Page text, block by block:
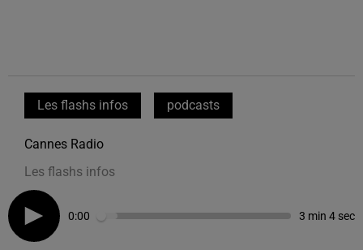
Les flashs infos podcasts
Cannes Radio
Les flashs infos
0:00 3 min 4 sec